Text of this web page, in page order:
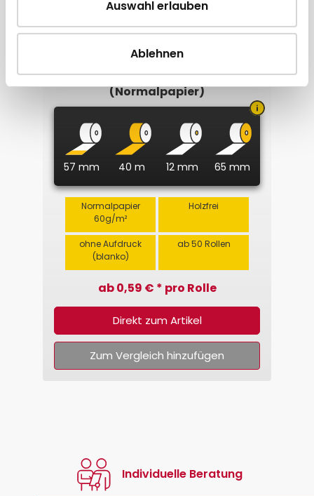
Auswahl erlauben
Ablehnen
Kassenrolle 57 x 40m x 12
(Normalpapier)
57 mm 40 m 12 mm 65 mm
Normalpapier
60g/m²
Holzfrei
ohne Aufdruck
(blanko)
ab 50 Rollen
ab 0,59 € * pro Rolle
Direkt zum Artikel
Zum Vergleich hinzufügen
Individuelle Beratung